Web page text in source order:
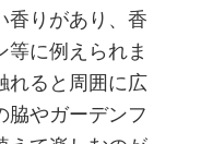
香りがあり、香
等に例えられま
れると周囲に広
脇やガーデンフ